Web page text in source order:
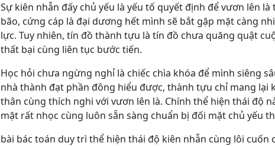
Sự kiên nhẫn đấy chủ yếu là yếu tố quyết định để vươn lên
bão, cứng cáp là đại dương hết mình sẽ bắt gặp mặt càng
lực. Tuy nhiên, tín đồ thành tựu là tín đồ chưa quăng quật
thất bại cùng liên tục bước tiến.
Học hỏi chưa ngừng nghỉ là chiếc chìa khóa để mình siêng
nhà thành đạt phần đông hiểu được, thành tựu chỉ mang
thân cùng thích nghi với vươn lên là. Chính thể hiện thái
mặt rất nhọc cùng luôn sẵn sàng chuẩn bị đối mặt chủ yếu
bài bác toán duy trì thể hiện thái độ kiên nhẫn cùng lôi